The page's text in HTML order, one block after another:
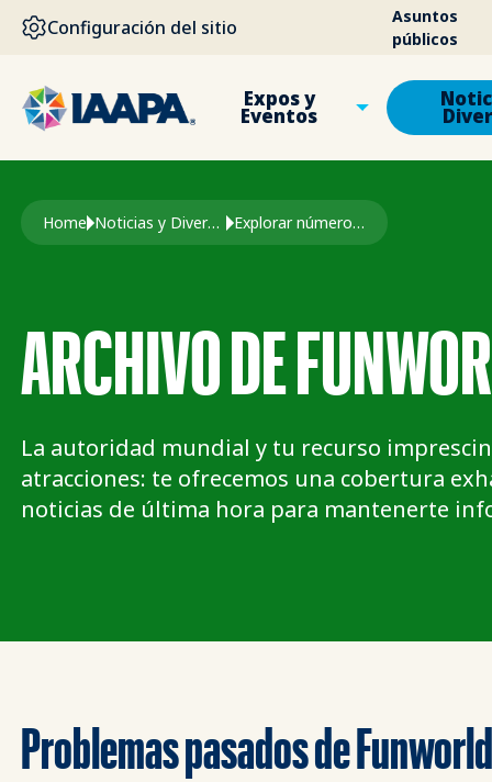
PASAR AL CONTENIDO PRINCIPAL
Configuración del sitio
Asuntos
públicos
Expos y
Eventos
Ruta de navegación
Home Noticias y Diversión Explorar números anteriores
ARCHIVO DE
La autoridad mundial y tu recurso
atracciones: te ofrecemos una cobertura
noticias de última hora para mantenerte
Problemas pasados de Funworld